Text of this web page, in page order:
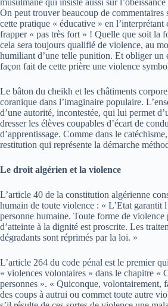
musulmane qui insiste aussi sur l’obéissance
On peut trouver beaucoup de
cette pratique « éducative » en
frapper « pas très fort » ! Quelle que soit la
cela sera toujours qualifié de violence, au
humiliant d’une telle punition. Et obliger un
façon fait de cette prière une violence
Le bâton du cheikh et les châtiments
coranique dans l’imaginaire populaire.
d’une autorité, incontestée, qui lui permet
dresser les élèves coupables d’écart de
d’apprentissage. Comme dans le
restitution qui représente la démarche
Le droit algérien et la violence
L’article 40 de la constitution algérienne
humain de toute violence : « L’Etat garantit
personne humaine. Toute forme de
d’atteinte à la dignité est proscrite. Les
dégradants sont réprimés par la loi. »
L’article 264 du code pénal est le premier
« violences volontaires » dans le chapitre «
personnes ». « Quiconque, volontairement,
des coups à autrui ou commet toute autre